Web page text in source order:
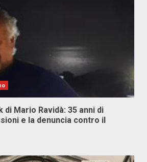
di Mario Ravidà: 35 anni di
e la denuncia contro il